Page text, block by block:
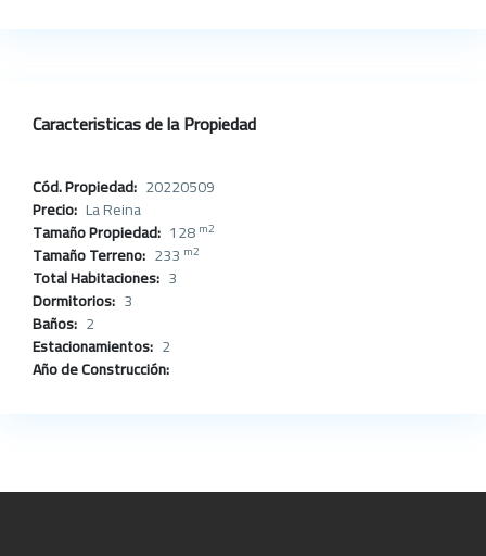
Caracteristicas de la Propiedad
Cód. Propiedad: 20220509
Precio: La Reina
Tamaño Propiedad: 128 m2
Tamaño Terreno: 233 m2
Total Habitaciones: 3
Dormitorios: 3
Baños: 2
Estacionamientos: 2
Año de Construcción: